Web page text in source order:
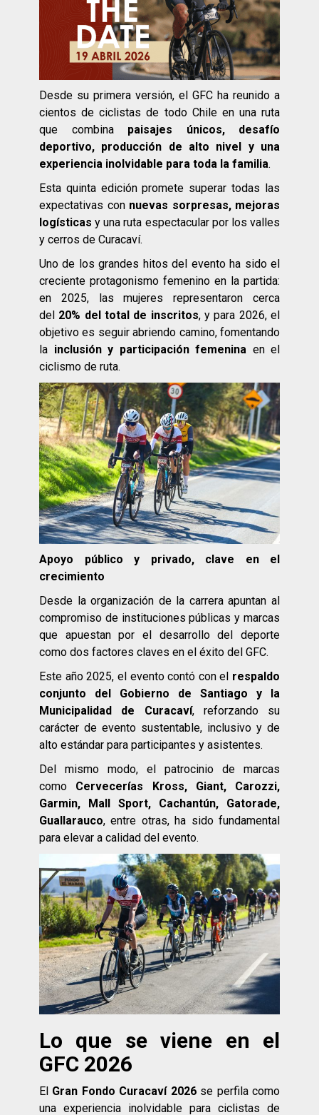
Desde su primera versión, el GFC ha reunido a
cientos de ciclistas de todo Chile en una ruta
que combina paisajes únicos, desafío
deportivo, producción de alto nivel y una
experiencia inolvidable para toda la familia.
Esta quinta edición promete superar todas las
expectativas con nuevas sorpresas, mejoras
logísticas y una ruta espectacular por los valles
y cerros de Curacaví.
Uno de los grandes hitos del evento ha sido el
creciente protagonismo femenino en la partida:
en 2025, las mujeres representaron cerca
del 20% del total de inscritos, y para 2026, el
objetivo es seguir abriendo camino, fomentando
la inclusión y participación femenina en el
ciclismo de ruta.
Apoyo público y privado, clave en el
crecimiento
Desde la organización de la carrera apuntan al
compromiso de instituciones públicas y marcas
que apuestan por el desarrollo del deporte
como dos factores claves en el éxito del GFC.
Este año 2025, el evento contó con el respaldo
conjunto del Gobierno de Santiago y la
Municipalidad de Curacaví, reforzando su
carácter de evento sustentable, inclusivo y de
alto estándar para participantes y asistentes.
Del mismo modo, el patrocinio de marcas
como Cervecerías Kross, Giant, Carozzi,
Garmin, Mall Sport, Cachantún, Gatorade,
Guallarauco, entre otras, ha sido fundamental
para elevar a calidad del evento.
Lo que se viene en el
GFC 2026
El Gran Fondo Curacaví 2026se perfila como
una experiencia inolvidable para ciclistas de